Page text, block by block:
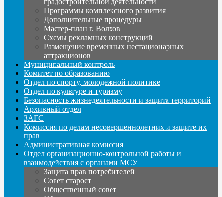
Программы комплексного развития
Дополнительные процедуры
Мастер-план г. Волхов
Схемы рекламных конструкций
Размещение временных нестационарных
аттракционов
Муниципальный контроль
Комитет по образованию
Отдел по спорту, молодежной политике
Отдел по культуре и туризму
Безопасность жизнедеятельности и защита территорий
Архивный отдел
ЗАГС
Комиссия по делам несовершеннолетних и защите их
прав
Административная комиссия
Отдел организационно-контрольной работы и
взаимодействия с органами МСУ
Защита прав потребителей
Совет старост
Общественный совет